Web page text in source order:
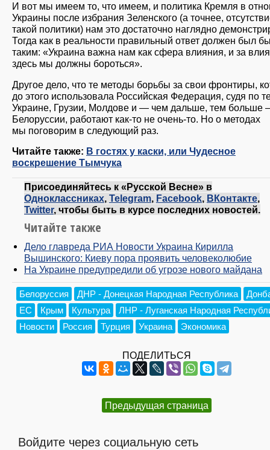
И вот мы имеем то, что имеем, и политика Кремля в
Украины после избрания Зеленского (а точнее,
такой политики) нам это достаточно наглядно
Тогда как в реальности правильный ответ должен был
таким: «Украина важна нам как сфера влияния, и за
здесь мы должны бороться».
Другое дело, что те методы борьбы за свои фронтиры,
до этого использовала Российская Федерация, судя по
Украине, Грузии, Молдове и — чем дальше, тем больше
Белоруссии, работают как-то не очень-то. Но о методах
мы поговорим в следующий раз.
Читайте также: В гостях у каски, или Чудесное
воскрешение Тымчука
Присоединяйтесь к «Русской Весне» в
Одноклассниках, Telegram, Facebook, ВКонтакте,
Twitter, чтобы быть в курсе последних новостей.
Читайте также
Дело главреда РИА Новости Украина Кирилла
Вышинского: Киеву пора проявить человеколюбие
На Украине предупредили об угрозе нового майдана
Белоруссия ДНР - Донецкая Народная Республика
ЕС
Крым Культура
ЛНР - Луганская Народная
Новости
Россия Турция Украина Экономика
ПОДЕЛИТЬСЯ
Предыдущая страница
Войдите через социальную сеть